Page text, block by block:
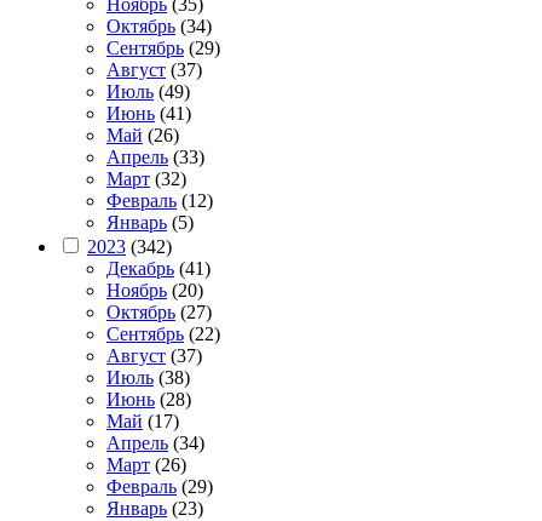
Ноябрь (35)
Октябрь (34)
Сентябрь (29)
Август (37)
Июль (49)
Июнь (41)
Май (26)
Апрель (33)
Март (32)
Февраль (12)
Январь (5)
2023 (342)
Декабрь (41)
Ноябрь (20)
Октябрь (27)
Сентябрь (22)
Август (37)
Июль (38)
Июнь (28)
Май (17)
Апрель (34)
Март (26)
Февраль (29)
Январь (23)